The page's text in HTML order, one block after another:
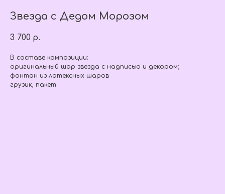
Звезда с Дедом Морозом
3 700 р.
В составе композиции:
оригинальный шар звезда с надписью и декором;
фонтан из латексных шаров
грузик, пакет